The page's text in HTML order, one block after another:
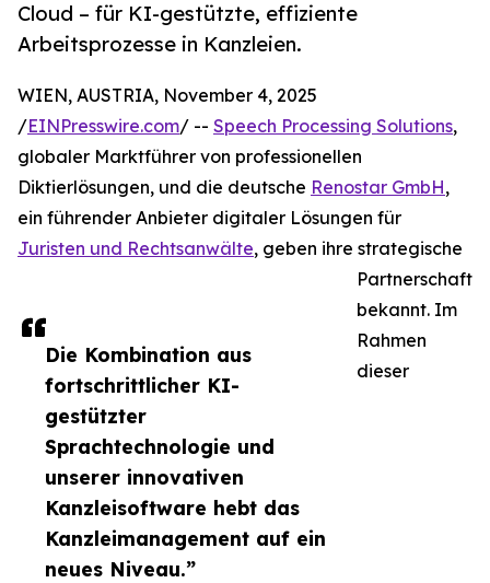
Cloud – für KI-gestützte, effiziente
Arbeitsprozesse in Kanzleien.
Die Kombination aus
fortschrittlicher KI-
gestützter
Sprachtechnologie und
unserer innovativen
Kanzleisoftware hebt das
Kanzleimanagement auf ein
neues Niveau.”
WIEN, AUSTRIA, November 4, 2025
/EINPresswire.com/ -- Speech Processing Solutions,
globaler Marktführer von professionellen
Diktierlösungen, und die deutsche Renostar GmbH,
ein führender Anbieter digitaler Lösungen für
Juristen und Rechtsanwälte, geben ihre strategische
Partnerschaft
bekannt. Im
Rahmen
dieser